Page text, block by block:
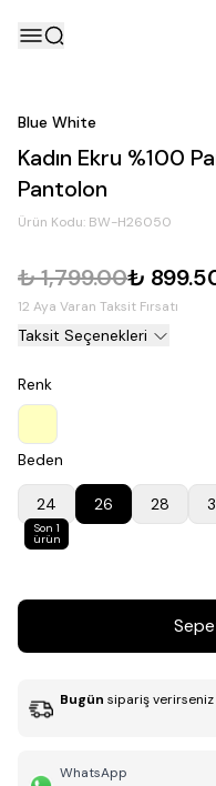
Blue White
Kadın Ekru %100
Pantolon
Ürün Kodu: BW-H26050
₺ 1,799.00₺
12 Aya Varan Taksit Fırsatı
Taksit Seçenekleri
Renk
Beden
24
Son 1
ürün
26 28
Bugün sipariş verirseniz
WhatsApp